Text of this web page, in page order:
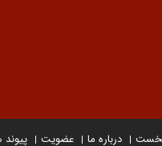
درباره ما عضویت پیوند